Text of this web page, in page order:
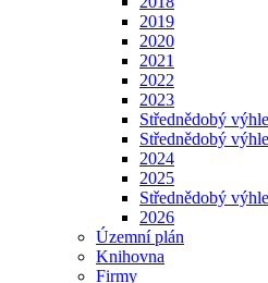
2019
2020
2021
2022
2023
Střednědobý
Střednědobý
2024
2025
Střednědobý
2026
Územní plán
Knihovna
Firmy